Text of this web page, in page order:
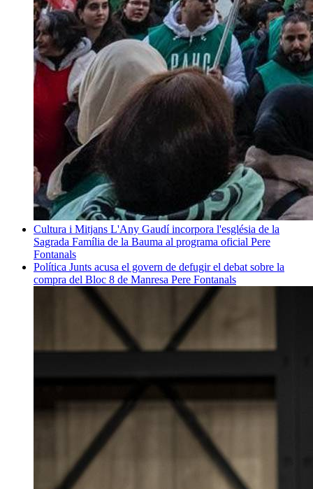
Cultura i Mitjans L'Any Gaudí incorpora l'església de la
Sagrada Família de la Bauma al programa oficial Pere
Fontanals
Política Junts acusa el govern de defugir el debat sobre la
compra del Bloc 8 de Manresa Pere Fontanals